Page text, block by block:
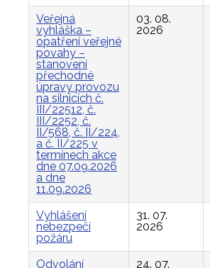
Veřejná
vyhláška –
opatření veřejné
povahy –
stanovení
přechodné
úpravy provozu
na silnicích č.
III/22512, č.
III/2252, č.
II/568, č. II/224,
a č. II/225 v
termínech akce
dne 07.09.2026
a dne
11.09.2026
03. 08.
2026
Vyhlášení
nebezpečí
požáru
31. 07.
2026
Odvolání 24. 07.